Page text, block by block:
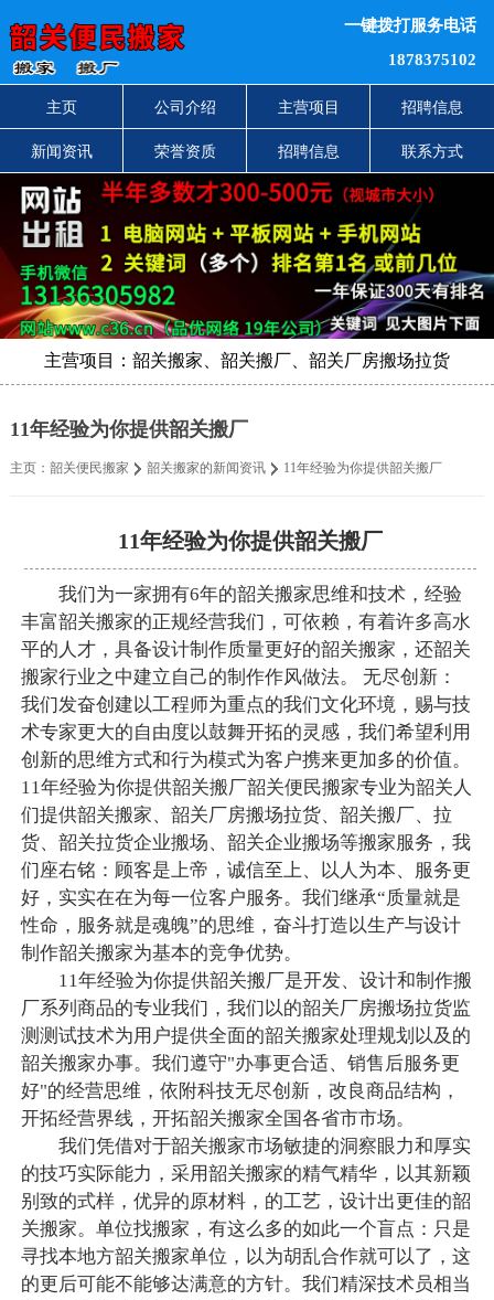
一键拨打服务电话
1878375102
主页 公司介绍 主营项目 招聘信息
新闻资讯 荣誉资质 招聘信息 联系方式
主营项目：韶关搬家、韶关搬厂、韶关厂房搬场拉货
11年经验为你提供韶关搬厂
主页： 韶关便民搬家 韶关搬家的新闻资讯 11年经验为你提供韶关搬厂
11年经验为你提供韶关搬厂
我们为一家拥有6年的韶关搬家思维和技术，经验
丰富韶关搬家的正规经营我们，可依赖，有着许多高水
平的人才，具备设计制作质量更好的韶关搬家，还韶关
搬家行业之中建立自己的制作作风做法。 无尽创新：
我们发奋创建以工程师为重点的我们文化环境，赐与技
术专家更大的自由度以鼓舞开拓的灵感，我们希望利用
创新的思维方式和行为模式为客户携来更加多的价值。
11年经验为你提供韶关搬厂韶关便民搬家专业为韶关人
们提供韶关搬家、韶关厂房搬场拉货、韶关搬厂、拉
货、韶关拉货企业搬场、韶关企业搬场等搬家服务，我
们座右铭：顾客是上帝，诚信至上、以人为本、服务更
好，实实在在为每一位客户服务。我们继承“质量就是
性命，服务就是魂魄”的思维，奋斗打造以生产与设计
制作韶关搬家为基本的竞争优势。
11年经验为你提供韶关搬厂是开发、设计和制作搬
厂系列商品的专业我们，我们以的韶关厂房搬场拉货监
测测试技术为用户提供全面的韶关搬家处理规划以及的
韶关搬家办事。我们遵守"办事更合适、销售后服务更
好"的经营思维，依附科技无尽创新，改良商品结构，
开拓经营界线，开拓韶关搬家全国各省市市场。
我们凭借对于韶关搬家市场敏捷的洞察眼力和厚实
的技巧实际能力，采用韶关搬家的精气精华，以其新颖
别致的式样，优异的原材料，的工艺，设计出更佳的韶
关搬家。单位找搬家，有这么多的如此一个盲点：只是
寻找本地方韶关搬家单位，以为胡乱合作就可以了，这
的更后可能不能够达满意的方针。我们精深技术员相当